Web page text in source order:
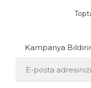
Kampanya